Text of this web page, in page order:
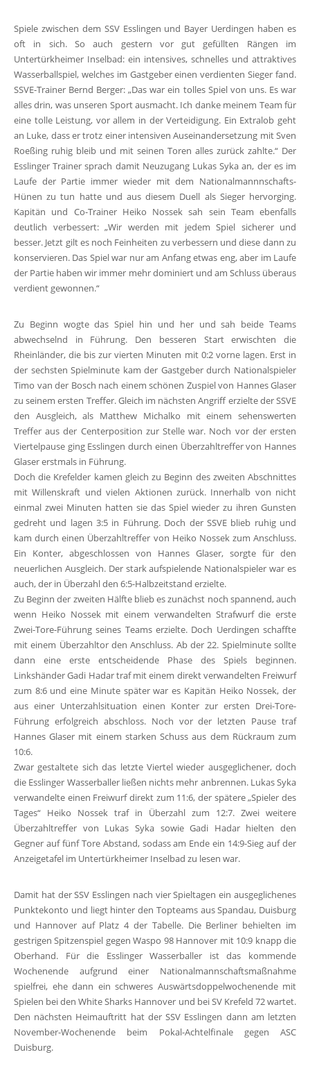
Spiele zwischen dem SSV Esslingen und Bayer Uerdingen haben es
oft in sich. So auch gestern vor gut gefüllten Rängen im
Untertürkheimer Inselbad: ein intensives, schnelles und attraktives
Wasserballspiel, welches im Gastgeber einen verdienten Sieger fand.
SSVE-Trainer Bernd Berger: „Das war ein tolles Spiel von uns. Es war
alles drin, was unseren Sport ausmacht. Ich danke meinem Team für
eine tolle Leistung, vor allem in der Verteidigung. Ein Extralob geht
an Luke, dass er trotz einer intensiven Auseinandersetzung mit Sven
Roeßing ruhig bleib und mit seinen Toren alles zurück zahlte.“ Der
Esslinger Trainer sprach damit Neuzugang Lukas Syka an, der es im
Laufe der Partie immer wieder mit dem Nationalmannnschafts-
Hünen zu tun hatte und aus diesem Duell als Sieger hervorging.
Kapitän und Co-Trainer Heiko Nossek sah sein Team ebenfalls
deutlich verbessert: „Wir werden mit jedem Spiel sicherer und
besser. Jetzt gilt es noch Feinheiten zu verbessern und diese dann zu
konservieren. Das Spiel war nur am Anfang etwas eng, aber im Laufe
der Partie haben wir immer mehr dominiert und am Schluss überaus
verdient gewonnen.“
Zu Beginn wogte das Spiel hin und her und sah beide Teams
abwechselnd in Führung. Den besseren Start erwischten die
Rheinländer, die bis zur vierten Minuten mit 0:2 vorne lagen. Erst in
der sechsten Spielminute kam der Gastgeber durch Nationalspieler
Timo van der Bosch nach einem schönen Zuspiel von Hannes Glaser
zu seinem ersten Treffer. Gleich im nächsten Angriff erzielte der SSVE
den Ausgleich, als Matthew Michalko mit einem sehenswerten
Treffer aus der Centerposition zur Stelle war. Noch vor der ersten
Viertelpause ging Esslingen durch einen Überzahltreffer von Hannes
Glaser erstmals in Führung.
Doch die Krefelder kamen gleich zu Beginn des zweiten Abschnittes
mit Willenskraft und vielen Aktionen zurück. Innerhalb von nicht
einmal zwei Minuten hatten sie das Spiel wieder zu ihren Gunsten
gedreht und lagen 3:5 in Führung. Doch der SSVE blieb ruhig und
kam durch einen Überzahltreffer von Heiko Nossek zum Anschluss.
Ein Konter, abgeschlossen von Hannes Glaser, sorgte für den
neuerlichen Ausgleich. Der stark aufspielende Nationalspieler war es
auch, der in Überzahl den 6:5-Halbzeitstand erzielte.
Zu Beginn der zweiten Hälfte blieb es zunächst noch spannend, auch
wenn Heiko Nossek mit einem verwandelten Strafwurf die erste
Zwei-Tore-Führung seines Teams erzielte. Doch Uerdingen schaffte
mit einem Überzahltor den Anschluss. Ab der 22. Spielminute sollte
dann eine erste entscheidende Phase des Spiels beginnen.
Linkshänder Gadi Hadar traf mit einem direkt verwandelten Freiwurf
zum 8:6 und eine Minute später war es Kapitän Heiko Nossek, der
aus einer Unterzahlsituation einen Konter zur ersten Drei-Tore-
Führung erfolgreich abschloss. Noch vor der letzten Pause traf
Hannes Glaser mit einem starken Schuss aus dem Rückraum zum
10:6.
Zwar gestaltete sich das letzte Viertel wieder ausgeglichener, doch
die Esslinger Wasserballer ließen nichts mehr anbrennen. Lukas Syka
verwandelte einen Freiwurf direkt zum 11:6, der spätere „Spieler des
Tages“ Heiko Nossek traf in Überzahl zum 12:7. Zwei weitere
Überzahltreffer von Lukas Syka sowie Gadi Hadar hielten den
Gegner auf fünf Tore Abstand, sodass am Ende ein 14:9-Sieg auf der
Anzeigetafel im Untertürkheimer Inselbad zu lesen war.
Damit hat der SSV Esslingen nach vier Spieltagen ein ausgeglichenes
Punktekonto und liegt hinter den Topteams aus Spandau, Duisburg
und Hannover auf Platz 4 der Tabelle. Die Berliner behielten im
gestrigen Spitzenspiel gegen Waspo 98 Hannover mit 10:9 knapp die
Oberhand. Für die Esslinger Wasserballer ist das kommende
Wochenende aufgrund einer Nationalmannschaftsmaßnahme
spielfrei, ehe dann ein schweres Auswärtsdoppelwochenende mit
Spielen bei den White Sharks Hannover und bei SV Krefeld 72 wartet.
Den nächsten Heimauftritt hat der SSV Esslingen dann am letzten
November-Wochenende beim Pokal-Achtelfinale gegen ASC
Duisburg.